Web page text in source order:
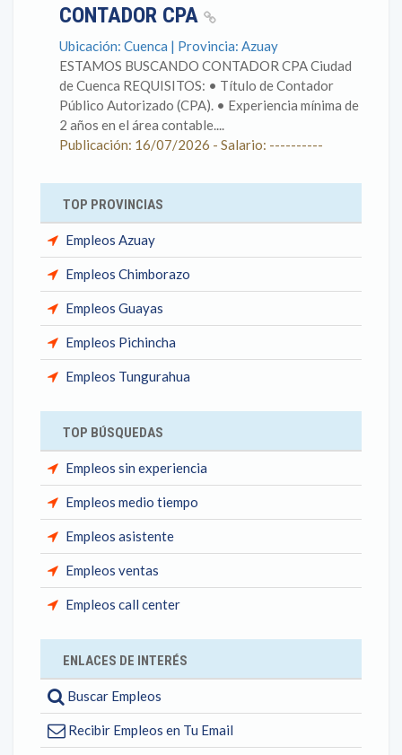
CONTADOR CPA
Ubicación: Cuenca | Provincia: Azuay
ESTAMOS BUSCANDO CONTADOR CPA Ciudad
de Cuenca REQUISITOS: •⁠ ⁠Título de Contador
Público Autorizado (CPA). •⁠ ⁠Experiencia mínima de
2 años en el área contable....
Publicación: 16/07/2026 - Salario: ----------
TOP PROVINCIAS
Empleos Azuay
Empleos Chimborazo
Empleos Guayas
Empleos Pichincha
Empleos Tungurahua
TOP BÚSQUEDAS
Empleos sin experiencia
Empleos medio tiempo
Empleos asistente
Empleos ventas
Empleos call center
ENLACES DE INTERÉS
Buscar Empleos
Recibir Empleos en Tu Email